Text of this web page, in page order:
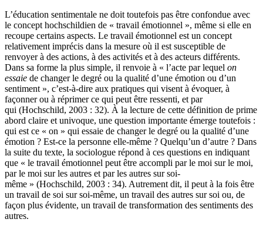
L’éducation sentimentale ne doit toutefois pas être confondue avec
le concept hochschildien de « travail émotionnel », même si elle en
recoupe certains aspects. Le travail émotionnel est un concept
relativement imprécis dans la mesure où il est susceptible de
renvoyer à des actions, à des activités et à des acteurs différents.
Dans sa forme la plus simple, il renvoie à « l’acte par lequel on
essaie de changer le degré ou la qualité d’une émotion ou d’un
sentiment », c’est-à-dire aux pratiques qui visent à évoquer, à
façonner ou à réprimer ce qui peut être ressenti, et par
qui (Hochschild, 2003 : 32). À la lecture de cette définition de prime
abord claire et univoque, une question importante émerge toutefois :
qui est ce « on » qui essaie de changer le degré ou la qualité d’une
émotion ? Est-ce la personne elle-même ? Quelqu’un d’autre ? Dans
la suite du texte, la sociologue répond à ces questions en indiquant
que « le travail émotionnel peut être accompli par le moi sur le moi,
par le moi sur les autres et par les autres sur soi-
même » (Hochschild, 2003 : 34). Autrement dit, il peut à la fois être
un travail de soi sur soi-même, un travail des autres sur soi ou, de
façon plus évidente, un travail de transformation des sentiments des
autres.